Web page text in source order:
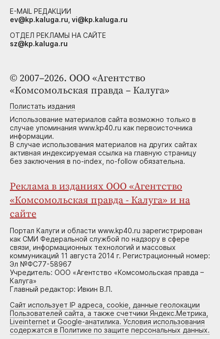
© 2007–2026. ООО «Агентство
«Комсомольская правда – Калуга»
Полистать издания
Использование материалов сайта возможно только в
случае упоминания www.kp40.ru как первоисточника
информации.
В случае использования материалов на других сайтах
активная индексируемая ссылка на главную страницу
без заключения в no-index, no-follow обязательна.
Реклама в изданиях ООО «Агентство
«Комсомольская правда - Калуга» и на
сайте
Портал Калуги и области www.kp40.ru зарегистрирован
как СМИ Федеральной службой по надзору в сфере
связи, информационных технологий и массовых
коммуникаций 11 августа 2014 г. Регистрационный номер:
Эл №ФС77-58967
Учредитель: ООО «Агентство «Комсомольская правда –
Калуга»
Главный редактор: Ивкин В.П.
Сайт использует IP адреса, cookie, данные геолокации
Пользователей сайта, а также счетчики Яндекс.Метрика,
Liveinternet и Google-анатилика. Условия использования
содержатся в Политике по защите персональных данных.
E-MAIL РЕДАКЦИИ
ev@kp.kaluga.ru, vi@kp.kaluga.ru
ОТДЕЛ РЕКЛАМЫ НА САЙТЕ
sz@kp.kaluga.ru